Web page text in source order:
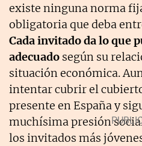
existe ninguna norma
obligatoria que deba
Cada invitado da lo que
adecuado según su
situación económica.
intentar cubrir el
presente en España y
muchísima presión
los invitados más